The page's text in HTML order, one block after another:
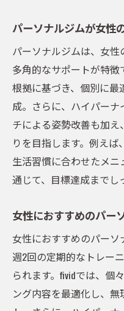
の条件
予約や営業時
探し方
女性が無理な
の工夫
パーソナルジ
る方法
忙しいライフ
びの秘訣
パーソナルジムが女性
パーソナルジムは、女
多角的なサポートが特
根拠に基づき、個別に
成。さらに、ハイパー
チによる姿勢改善も加え
りを目指します。例えば
生活習慣に合わせたメ
通じて、目標達成までし
女性におすすめのパー
女性におすすめのパーソ
週2回の定期的なトレー
られます。fividでは、個
ング内容を最適化し、